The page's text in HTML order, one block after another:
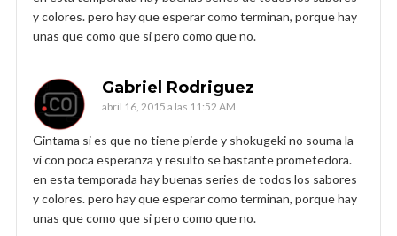
y colores. pero hay que esperar como terminan, porque hay
unas que como que si pero como que no.
Gabriel Rodriguez
abril 16, 2015 a las 11:52 AM
Gintama si es que no tiene pierde y shokugeki no souma la
vi con poca esperanza y resulto se bastante prometedora.
en esta temporada hay buenas series de todos los sabores
y colores. pero hay que esperar como terminan, porque hay
unas que como que si pero como que no.